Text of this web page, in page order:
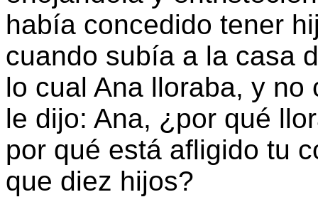
había concedido tener
cuando subía a la casa
lo cual Ana lloraba, y
le dijo: Ana, ¿por qué
por qué está afligido tu
que diez hijos?